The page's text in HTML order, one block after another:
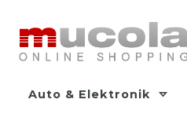
Auto & Elektronik